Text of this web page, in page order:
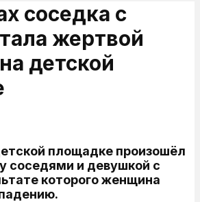
соседка с
жертвой
детской
площадке произошёл
соседями и девушкой с
которого женщина